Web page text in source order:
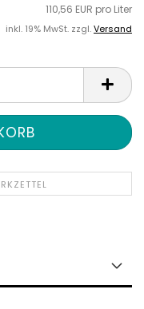
110,56 EUR pro Liter
inkl. 19% MwSt. zzgl.Versand